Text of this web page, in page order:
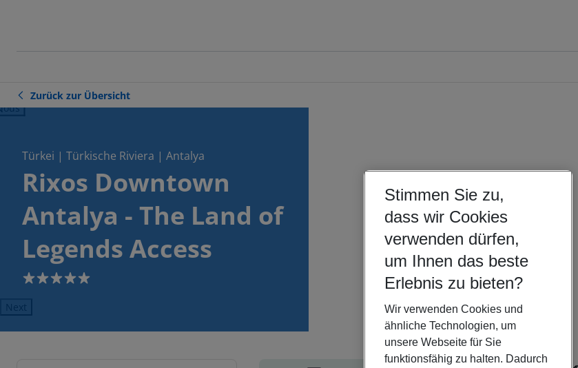
Zurück zur Übersicht
Türkei | Türkische Riviera | Antalya
Rixos Downtown
Antalya - The Land of
Legends Access
5
Next
Stimmen Sie zu,
dass wir Cookies
verwenden dürfen,
um Ihnen das beste
Erlebnis zu bieten?
Wir verwenden Cookies und
ähnliche Technologien, um
unsere Webseite für Sie
funktionsfähig zu halten. Dadurch